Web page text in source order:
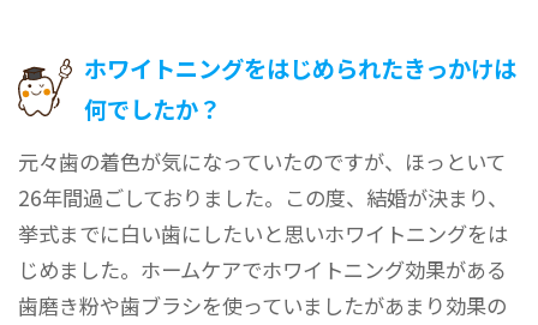
ホワイトニングをはじめられたきっかけは
何でしたか？
元々歯の着色が気になっていたのですが、ほっといて
26年間過ごしておりました。この度、結婚が決まり、
挙式までに白い歯にしたいと思いホワイトニングをは
じめました。ホームケアでホワイトニング効果がある
歯磨き粉や歯ブラシを使っていましたがあまり効果の